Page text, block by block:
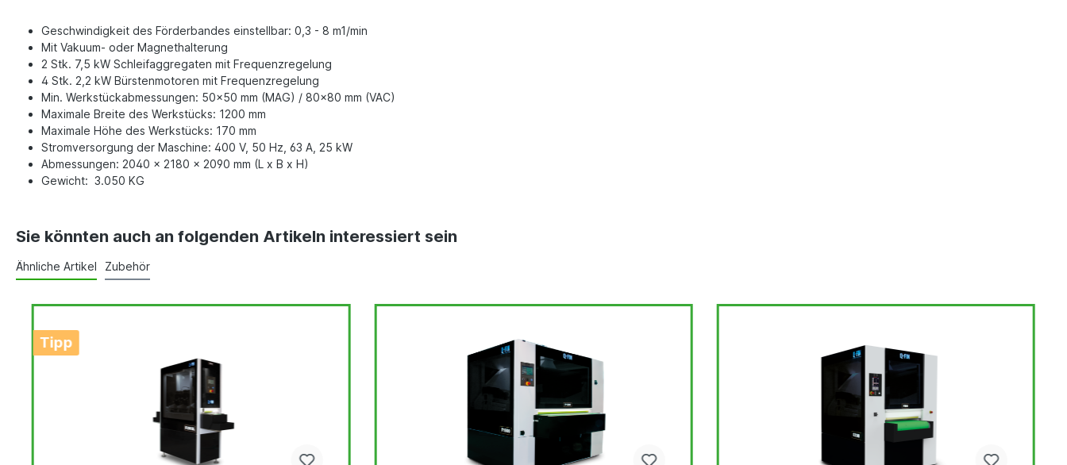
Geschwindigkeit des Förderbandes einstellbar: 0,3 - 8 m1/min
Mit Vakuum- oder Magnethalterung
2 Stk. 7,5 kW Schleifaggregaten mit Frequenzregelung
4 Stk. 2,2 kW Bürstenmotoren mit Frequenzregelung
Min. Werkstückabmessungen: 50x50 mm (MAG) / 80x80 mm (VAC)
Maximale Breite des Werkstücks: 1200 mm
Maximale Höhe des Werkstücks: 170 mm
Stromversorgung der Maschine: 400 V, 50 Hz, 63 A, 25 kW
Abmessungen: 2040 x 2180 x 2090 mm (L x B x H)
Gewicht: 3.050 KG
Sie könnten auch an folgenden Artikeln interessiert sein
Ähnliche Artikel Zubehör
Tipp